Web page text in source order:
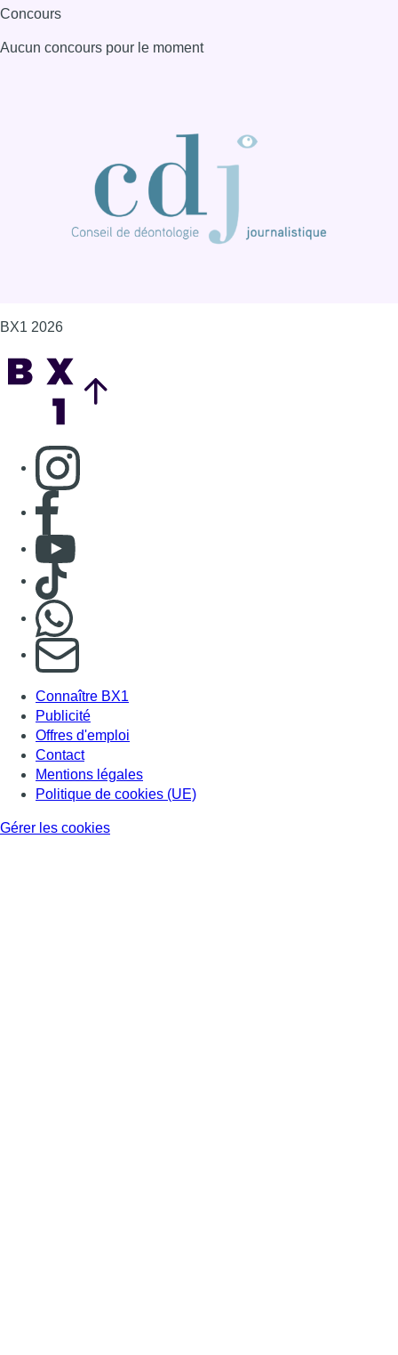
Concours
Aucun concours pour le moment
BX1 2026
Consulter page Instagram
Consulter page Facebook
Consulter Youtube
Consulter TikTok
S'abonner à notre newsletter
Connaître BX1
Publicité
Offres d'emploi
Contact
Mentions légales
Politique de cookies (UE)
Gérer les cookies